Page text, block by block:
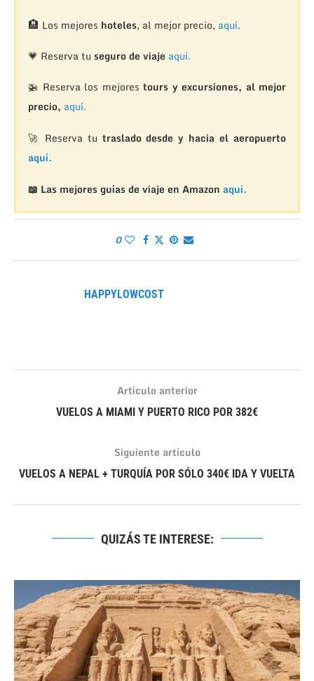
🏨 Los mejores hoteles, al mejor precio, aquí.
💗 Reserva tu seguro de viaje aquí.
🚁 Reserva los mejorestours y excursiones, al mejor
precio, aquí.
🚀 Reserva tu traslado desde y hacia el aeropuerto
aquí.
📖 Las mejores guías de viaje en Amazon aquí.
0
HAPPYLOWCOST
Artículo anterior
VUELOS A MIAMI Y PUERTO RICO POR 382€
Siguiente artículo
VUELOS A NEPAL + TURQUÍA POR SÓLO 340€ IDA Y VUELTA
QUIZÁS TE INTERESE: